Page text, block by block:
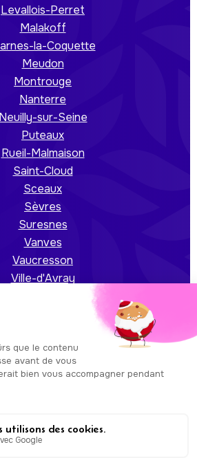
Levallois-Perret
Malakoff
la-Coquette
Meudon
Montrouge
Nanterre
Neuilly-sur-Seine
Puteaux
Rueil-Malmaison
Saint-Cloud
Sceaux
Sèvres
Suresnes
Vanves
Vaucresson
Ville-d'Avray
la-Garenne
Auxicare
| Copyright © Auxicare